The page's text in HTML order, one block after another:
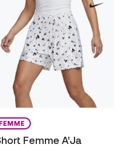
Femme A'Ja